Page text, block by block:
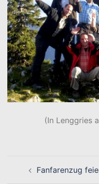
(In Lenggries
Fanfarenzug